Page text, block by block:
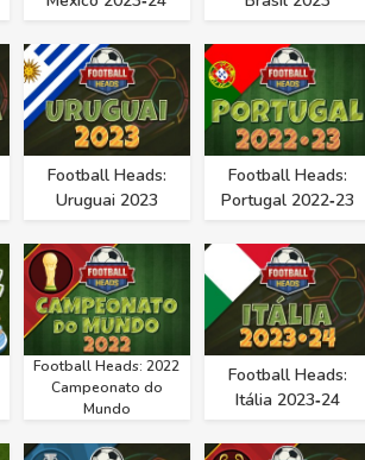
Football Heads:
Uruguai 2023
Football Heads:
Portugal 2022‑23
Football Heads: 2022
Campeonato do
Mundo
Football Heads:
Itália 2023‑24